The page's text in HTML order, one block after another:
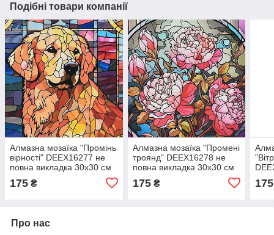
Подібні товари компанії
Алмазна мозаїка "Промінь
вірності" DEEX16277 не
повна викладка 30х30 см
175 ₴
Алмазна мозаїка "Промені
троянд" DEEX16278 не
повна викладка 30х30 см
175₴ 175
Про нас